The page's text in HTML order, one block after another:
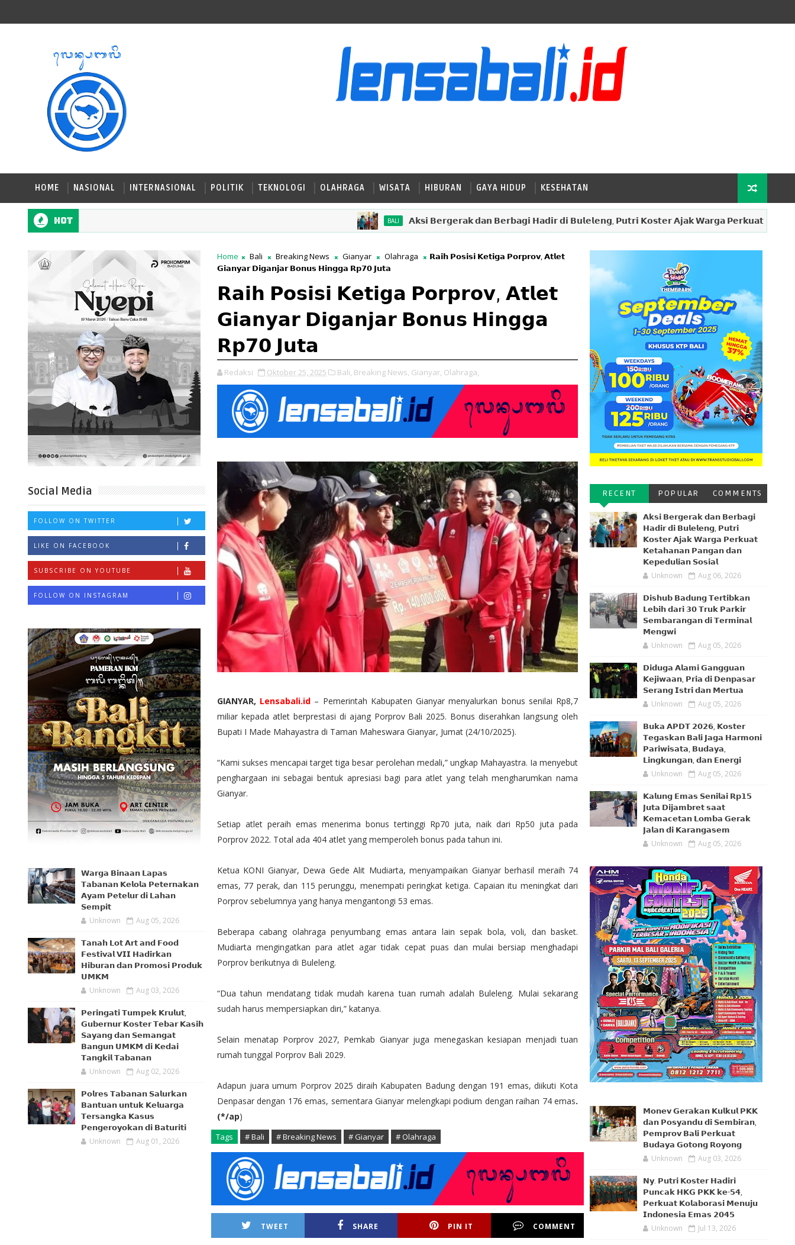
HOME NASIONAL INTERNASIONAL POLITIK TEKNOLOGI OLAHRAGA WISATA HIBURAN GAYA HIDUP KESEHATAN
Hot BALI 𝗔𝗸𝘀𝗶 𝗕𝗲𝗿𝗴𝗲𝗿𝗮𝗸 𝗱𝗮𝗻 𝗕𝗲𝗿𝗯𝗮𝗴𝗶 𝗛𝗮𝗱𝗶𝗿 𝗱𝗶 𝗕𝘂𝗹𝗲𝗹𝗲𝗻𝗴, 𝗣𝘂𝘁𝗿𝗶 𝗞𝗼𝘀𝘁𝗲𝗿 𝗔𝗷𝗮𝗸 𝗪𝗮𝗿𝗴𝗮 𝗣𝗲𝗿𝗸𝘂𝗮𝘁 𝗞𝗲𝘁𝗮𝗵𝗮𝗻𝗮𝗻
Social Media
FOLLOW ON TWITTER
LIKE ON FACEBOOK
SUBSCRIBE ON YOUTUBE
FOLLOW ON INSTAGRAM
𝗪𝗮𝗿𝗴𝗮 𝗕𝗶𝗻𝗮𝗮𝗻 𝗟𝗮𝗽𝗮𝘀
𝗧𝗮𝗯𝗮𝗻𝗮𝗻 𝗞𝗲𝗹𝗼𝗹𝗮 𝗣𝗲𝘁𝗲𝗿𝗻𝗮𝗸𝗮𝗻
𝗔𝘆𝗮𝗺 𝗣𝗲𝘁𝗲𝗹𝘂𝗿 𝗱𝗶 𝗟𝗮𝗵𝗮𝗻
𝗦𝗲𝗺𝗽𝗶𝘁
Unknown Aug 05, 2026
𝗧𝗮𝗻𝗮𝗵 𝗟𝗼𝘁 𝗔𝗿𝘁 𝗮𝗻𝗱 𝗙𝗼𝗼𝗱
𝗙𝗲𝘀𝘁𝗶𝘃𝗮𝗹 𝗩𝗜𝗜 𝗛𝗮𝗱𝗶𝗿𝗸𝗮𝗻
𝗛𝗶𝗯𝘂𝗿𝗮𝗻 𝗱𝗮𝗻 𝗣𝗿𝗼𝗺𝗼𝘀𝗶 𝗣𝗿𝗼𝗱𝘂𝗸
𝗨𝗠𝗞𝗠
Unknown Aug 03, 2026
𝗣𝗲𝗿𝗶𝗻𝗴𝗮𝘁𝗶 𝗧𝘂𝗺𝗽𝗲𝗸 𝗞𝗿𝘂𝗹𝘂𝘁,
𝗚𝘂𝗯𝗲𝗿𝗻𝘂𝗿 𝗞𝗼𝘀𝘁𝗲𝗿 𝗧𝗲𝗯𝗮𝗿 𝗞𝗮𝘀𝗶𝗵
𝗦𝗮𝘆𝗮𝗻𝗴 𝗱𝗮𝗻 𝗦𝗲𝗺𝗮𝗻𝗴𝗮𝘁
𝗕𝗮𝗻𝗴𝘂𝗻 𝗨𝗠𝗞𝗠 𝗱𝗶 𝗞𝗲𝗱𝗮𝗶
𝗧𝗮𝗻𝗴𝗸𝗶𝗹 𝗧𝗮𝗯𝗮𝗻𝗮𝗻
Unknown Aug 02, 2026
𝗣𝗼𝗹𝗿𝗲𝘀 𝗧𝗮𝗯𝗮𝗻𝗮𝗻 𝗦𝗮𝗹𝘂𝗿𝗸𝗮𝗻
𝗕𝗮𝗻𝘁𝘂𝗮𝗻 𝘂𝗻𝘁𝘂𝗸 𝗞𝗲𝗹𝘂𝗮𝗿𝗴𝗮
𝗧𝗲𝗿𝘀𝗮𝗻𝗴𝗸𝗮 𝗞𝗮𝘀𝘂𝘀
𝗣𝗲𝗻𝗴𝗲𝗿𝗼𝘆𝗼𝗸𝗮𝗻 𝗱𝗶 𝗕𝗮𝘁𝘂𝗿𝗶𝘁𝗶
Unknown Aug 01, 2026
Home Bali Breaking News Gianyar Olahraga
𝗥𝗮𝗶𝗵 𝗣𝗼𝘀𝗶𝘀𝗶 𝗞𝗲𝘁𝗶𝗴𝗮 𝗣𝗼𝗿𝗽𝗿𝗼𝘃, 𝗔𝘁𝗹𝗲𝘁
𝗚𝗶𝗮𝗻𝘆𝗮𝗿 𝗗𝗶𝗴𝗮𝗻𝗷𝗮𝗿 𝗕𝗼𝗻𝘂𝘀 𝗛𝗶𝗻𝗴𝗴𝗮 𝗥𝗽𝟳𝟬 𝗝𝘂𝘁𝗮
𝗥𝗮𝗶𝗵 𝗣𝗼𝘀𝗶𝘀𝗶 𝗞𝗲𝘁𝗶𝗴𝗮 𝗣𝗼𝗿𝗽𝗿𝗼𝘃, 𝗔𝘁𝗹𝗲𝘁
𝗚𝗶𝗮𝗻𝘆𝗮𝗿 𝗗𝗶𝗴𝗮𝗻𝗷𝗮𝗿 𝗕𝗼𝗻𝘂𝘀 𝗛𝗶𝗻𝗴𝗴𝗮
𝗥𝗽𝟳𝟬 𝗝𝘂𝘁𝗮
Redaksi Oktober 25, 2025 Bali, Breaking News, Gianyar, Olahraga,
GIANYAR, Lensabali.id – Pemerintah Kabupaten Gianyar menyalurkan bonus senilai Rp8,7
miliar kepada atlet berprestasi di ajang Porprov Bali 2025. Bonus diserahkan langsung oleh
Bupati I Made Mahayastra di Taman Maheswara Gianyar, Jumat (24/10/2025).
“Kami sukses mencapai target tiga besar perolehan medali,” ungkap Mahayastra. Ia menyebut
penghargaan ini sebagai bentuk apresiasi bagi para atlet yang telah mengharumkan nama
Gianyar.
Setiap atlet peraih emas menerima bonus tertinggi Rp70 juta, naik dari Rp50 juta pada
Porprov 2022. Total ada 404 atlet yang memperoleh bonus pada tahun ini.
Ketua KONI Gianyar, Dewa Gede Alit Mudiarta, menyampaikan Gianyar berhasil meraih 74
emas, 77 perak, dan 115 perunggu, menempati peringkat ketiga. Capaian itu meningkat dari
Porprov sebelumnya yang hanya mengantongi 53 emas.
Beberapa cabang olahraga penyumbang emas antara lain sepak bola, voli, dan basket.
Mudiarta mengingatkan para atlet agar tidak cepat puas dan mulai bersiap menghadapi
Porprov berikutnya di Buleleng.
“Dua tahun mendatang tidak mudah karena tuan rumah adalah Buleleng. Mulai sekarang
sudah harus mempersiapkan diri,” katanya.
Selain menatap Porprov 2027, Pemkab Gianyar juga menegaskan kesiapan menjadi tuan
rumah tunggal Porprov Bali 2029.
Adapun juara umum Porprov 2025 diraih Kabupaten Badung dengan 191 emas, diikuti Kota
Denpasar dengan 176 emas, sementara Gianyar melengkapi podium dengan raihan 74 emas.
(*/ap)
Tags # Bali # Breaking News # Gianyar # Olahraga
TWEET SHARE PIN IT COMMENT
RECENT POPULAR COMMENTS
𝗔𝗸𝘀𝗶 𝗕𝗲𝗿𝗴𝗲𝗿𝗮𝗸 𝗱𝗮𝗻 𝗕𝗲𝗿𝗯𝗮𝗴𝗶
𝗛𝗮𝗱𝗶𝗿 𝗱𝗶 𝗕𝘂𝗹𝗲𝗹𝗲𝗻𝗴, 𝗣𝘂𝘁𝗿𝗶
𝗞𝗼𝘀𝘁𝗲𝗿 𝗔𝗷𝗮𝗸 𝗪𝗮𝗿𝗴𝗮 𝗣𝗲𝗿𝗸𝘂𝗮𝘁
𝗞𝗲𝘁𝗮𝗵𝗮𝗻𝗮𝗻 𝗣𝗮𝗻𝗴𝗮𝗻 𝗱𝗮𝗻
𝗞𝗲𝗽𝗲𝗱𝘂𝗹𝗶𝗮𝗻 𝗦𝗼𝘀𝗶𝗮𝗹
Unknown Aug 06, 2026
𝗗𝗶𝘀𝗵𝘂𝗯 𝗕𝗮𝗱𝘂𝗻𝗴 𝗧𝗲𝗿𝘁𝗶𝗯𝗸𝗮𝗻
𝗟𝗲𝗯𝗶𝗵 𝗱𝗮𝗿𝗶 𝟯𝟬 𝗧𝗿𝘂𝗸 𝗣𝗮𝗿𝗸𝗶𝗿
𝗦𝗲𝗺𝗯𝗮𝗿𝗮𝗻𝗴𝗮𝗻 𝗱𝗶 𝗧𝗲𝗿𝗺𝗶𝗻𝗮𝗹
𝗠𝗲𝗻𝗴𝘄𝗶
Unknown Aug 05, 2026
𝗗𝗶𝗱𝘂𝗴𝗮 𝗔𝗹𝗮𝗺𝗶 𝗚𝗮𝗻𝗴𝗴𝘂𝗮𝗻
𝗞𝗲𝗷𝗶𝘄𝗮𝗮𝗻, 𝗣𝗿𝗶𝗮 𝗱𝗶 𝗗𝗲𝗻𝗽𝗮𝘀𝗮𝗿
𝗦𝗲𝗿𝗮𝗻𝗴 𝗜𝘀𝘁𝗿𝗶 𝗱𝗮𝗻 𝗠𝗲𝗿𝘁𝘂𝗮
Unknown Aug 05, 2026
𝗕𝘂𝗸𝗮 𝗔𝗣𝗗𝗧 𝟮𝟬𝟮𝟲, 𝗞𝗼𝘀𝘁𝗲𝗿
𝗧𝗲𝗴𝗮𝘀𝗸𝗮𝗻 𝗕𝗮𝗹𝗶 𝗝𝗮𝗴𝗮 𝗛𝗮𝗿𝗺𝗼𝗻𝗶
𝗣𝗮𝗿𝗶𝘄𝗶𝘀𝗮𝘁𝗮, 𝗕𝘂𝗱𝗮𝘆𝗮,
𝗟𝗶𝗻𝗴𝗸𝘂𝗻𝗴𝗮𝗻, 𝗱𝗮𝗻 𝗘𝗻𝗲𝗿𝗴𝗶
Unknown Aug 05, 2026
𝗞𝗮𝗹𝘂𝗻𝗴 𝗘𝗺𝗮𝘀 𝗦𝗲𝗻𝗶𝗹𝗮𝗶 𝗥𝗽𝟭𝟱
𝗝𝘂𝘁𝗮 𝗗𝗶𝗷𝗮𝗺𝗯𝗿𝗲𝘁 𝘀𝗮𝗮𝘁
𝗞𝗲𝗺𝗮𝗰𝗲𝘁𝗮𝗻 𝗟𝗼𝗺𝗯𝗮 𝗚𝗲𝗿𝗮𝗸
𝗝𝗮𝗹𝗮𝗻 𝗱𝗶 𝗞𝗮𝗿𝗮𝗻𝗴𝗮𝘀𝗲𝗺
Unknown Aug 05, 2026
𝗠𝗼𝗻𝗲𝘃 𝗚𝗲𝗿𝗮𝗸𝗮𝗻 𝗞𝘂𝗹𝗸𝘂𝗹 𝗣𝗞𝗞
𝗱𝗮𝗻 𝗣𝗼𝘀𝘆𝗮𝗻𝗱𝘂 𝗱𝗶 𝗦𝗲𝗺𝗯𝗶𝗿𝗮𝗻,
𝗣𝗲𝗺𝗽𝗿𝗼𝘃 𝗕𝗮𝗹𝗶 𝗣𝗲𝗿𝗸𝘂𝗮𝘁
𝗕𝘂𝗱𝗮𝘆𝗮 𝗚𝗼𝘁𝗼𝗻𝗴 𝗥𝗼𝘆𝗼𝗻𝗴
Unknown Aug 03, 2026
𝗡𝘆. 𝗣𝘂𝘁𝗿𝗶 𝗞𝗼𝘀𝘁𝗲𝗿 𝗛𝗮𝗱𝗶𝗿𝗶
𝗣𝘂𝗻𝗰𝗮𝗸 𝗛𝗞𝗚 𝗣𝗞𝗞 𝗸𝗲-𝟱𝟰,
𝗣𝗲𝗿𝗸𝘂𝗮𝘁 𝗞𝗼𝗹𝗮𝗯𝗼𝗿𝗮𝘀𝗶 𝗠𝗲𝗻𝘂𝗷𝘂
𝗜𝗻𝗱𝗼𝗻𝗲𝘀𝗶𝗮 𝗘𝗺𝗮𝘀 𝟮𝟬𝟰𝟱
Unknown Jul 13, 2026